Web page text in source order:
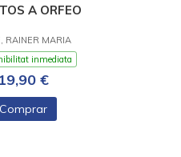
A ORFEO
RAINER MARIA
inmediata
19,90 €
Comprar